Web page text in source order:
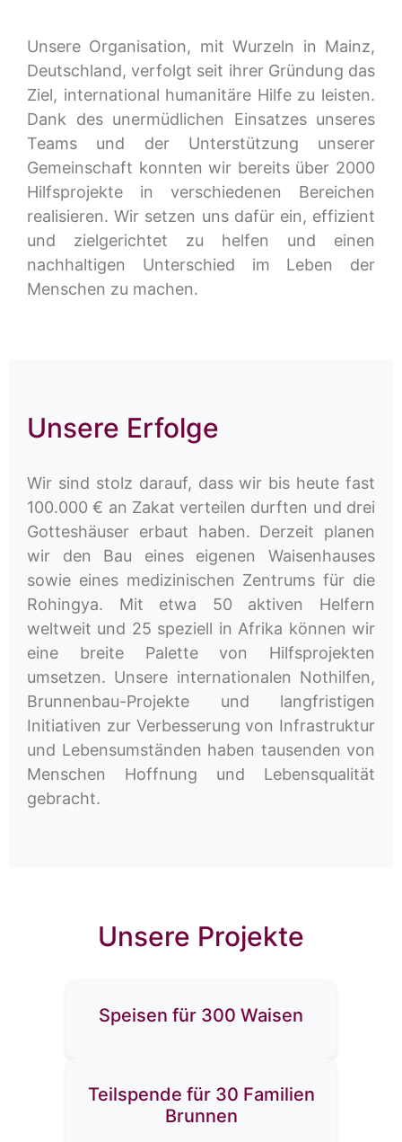
Unsere Organisation, mit Wurzeln in Mainz,
Deutschland, verfolgt seit ihrer Gründung das
Ziel, international humanitäre Hilfe zu leisten.
Dank des unermüdlichen Einsatzes unseres
Teams und der Unterstützung unserer
Gemeinschaft konnten wir bereits über 2000
Hilfsprojekte in verschiedenen Bereichen
realisieren. Wir setzen uns dafür ein, effizient
und zielgerichtet zu helfen und einen
nachhaltigen Unterschied im Leben der
Menschen zu machen.
Unsere Erfolge
Wir sind stolz darauf, dass wir bis heute fast
100.000 € an Zakat verteilen durften und drei
Gotteshäuser erbaut haben. Derzeit planen
wir den Bau eines eigenen Waisenhauses
sowie eines medizinischen Zentrums für die
Rohingya. Mit etwa 50 aktiven Helfern
weltweit und 25 speziell in Afrika können wir
eine breite Palette von Hilfsprojekten
umsetzen. Unsere internationalen Nothilfen,
Brunnenbau-Projekte und langfristigen
Initiativen zur Verbesserung von Infrastruktur
und Lebensumständen haben tausenden von
Menschen Hoffnung und Lebensqualität
gebracht.
Unsere Projekte
Speisen für 300 Waisen
Teilspende für 30 Familien
Brunnen